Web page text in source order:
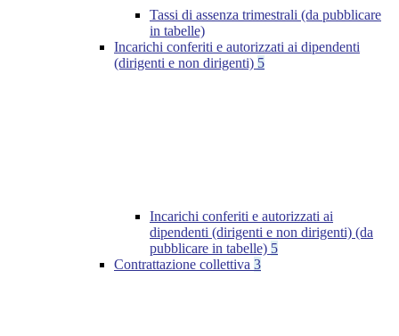
Tassi di assenza trimestrali (da pubblicare
in tabelle)
Incarichi conferiti e autorizzati ai dipendenti
(dirigenti e non dirigenti) 5
Incarichi conferiti e autorizzati ai
dipendenti (dirigenti e non dirigenti) (da
pubblicare in tabelle) 5
Contrattazione collettiva 3